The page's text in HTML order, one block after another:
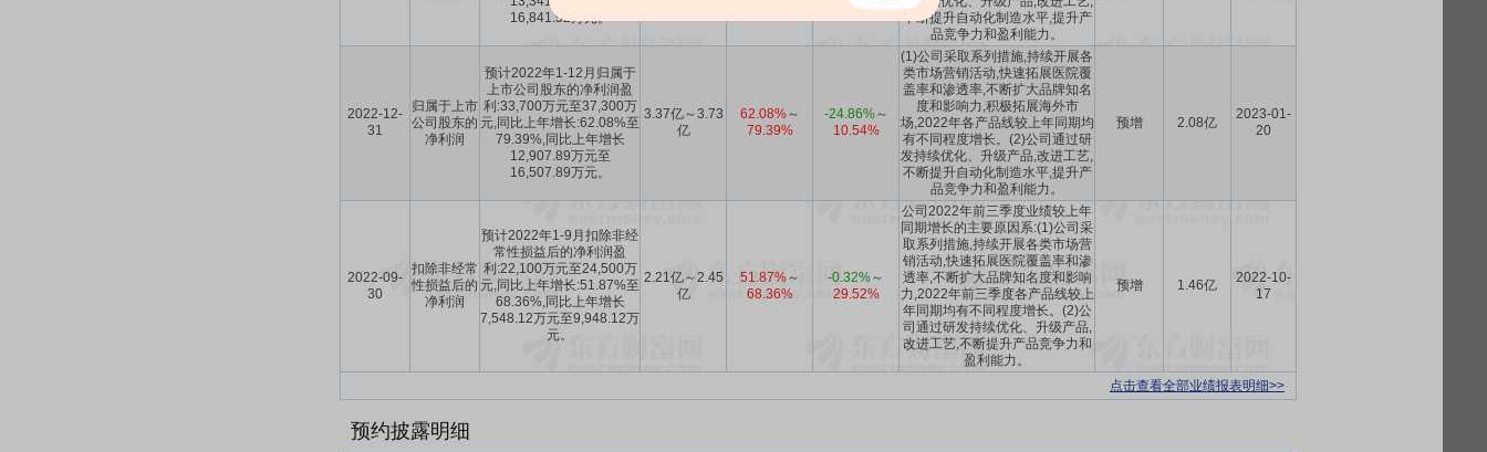
16,841.52万元。
不断提升自动化制造水平,提升产
品竞争力和盈利能力。
2022-12-
31
归属于上市
公司股东的
净利润
预计2022年1-12月归属于
上市公司股东的净利润盈
利:33,700万元至37,300万
元,同比上年增长:62.08%至
79.39%,同比上年增长
12,907.89万元至
16,507.89万元。
3.37亿～3.73
亿
62.08%～
79.39%
-24.86%～
10.54%
(1)公司采取系列措施,持续开展各
类市场营销活动,快速拓展医院覆
盖率和渗透率,不断扩大品牌知名
度和影响力,积极拓展海外市
场,2022年各产品线较上年同期均
有不同程度增长。(2)公司通过研
发持续优化、升级产品,改进工艺,
不断提升自动化制造水平,提升产
品竞争力和盈利能力。
预增 2.08亿
2023-01-
20
2022-09-
30
扣除非经常
性损益后的
净利润
预计2022年1-9月扣除非经
常性损益后的净利润盈
利:22,100万元至24,500万
元,同比上年增长:51.87%至
68.36%,同比上年增长
7,548.12万元至9,948.12万
元。
2.21亿～2.45
亿
51.87%～
68.36%
-0.32%～
29.52%
公司2022年前三季度业绩较上年
同期增长的主要原因系:(1)公司采
取系列措施,持续开展各类市场营
销活动,快速拓展医院覆盖率和渗
透率,不断扩大品牌知名度和影响
力,2022年前三季度各产品线较上
年同期均有不同程度增长。(2)公
司通过研发持续优化、升级产品,
改进工艺,不断提升产品竞争力和
盈利能力。
预增 1.46亿
2022-10-
17
点击查看全部业绩报表明细>>
预约披露明细